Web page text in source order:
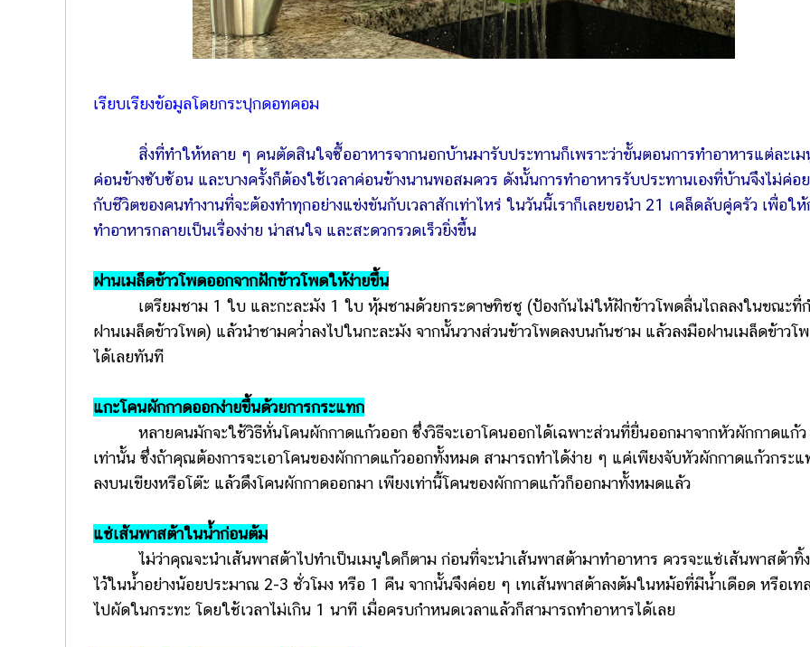
เรียบเรียงข้อมูลโดยกระปุกดอทคอม
สิ่งที่ทำให้หลาย ๆ คนตัดสินใจซื้ออาหารจากนอกบ้านมารับประทานก็เพราะว่าขั้นตอนการทำอาหารแต่ละเม
ค่อนข้างซับซ้อน และบางครั้งก็ต้องใช้เวลาค่อนข้างนานพอสมควร ดังนั้นการทำอาหารรับประทานเองที่บ้านจึงไม่ค่อย
กับชีวิตของคนทำงานที่จะต้องทำทุกอย่างแข่งขันกับเวลาสักเท่าไหร่ ในวันนี้เราก็เลยขอนำ 21 เคล็ดลับคู่ครัว เพื่อให้
ทำอาหารกลายเป็นเรื่องง่าย น่าสนใจ และสะดวกรวดเร็วยิ่งขึ้น
ฝานเมล็ดข้าวโพดออกจากฝักข้าวโพดให้ง่ายขึ้น
เตรียมชาม 1 ใบ และกะละมัง 1 ใบ หุ้มชามด้วยกระดาษทิชชู (ป้องกันไม่ให้ฝักข้าวโพดลื่นไถลลงในขณะที่ก
ฝานเมล็ดข้าวโพด) แล้วนำชามคว่ำลงไปในกะละมัง จากนั้นวางส่วนข้าวโพดลงบนก้นชาม แล้วลงมือฝานเมล็ดข้าวโ
ได้เลยทันที
แกะโคนผักกาดออกง่ายขึ้นด้วยการกระแทก
หลายคนมักจะใช้วิธีหั่นโคนผักกาดแก้วออก ซึ่งวิธีจะเอาโคนออกได้เฉพาะส่วนที่ยื่นออกมาจากหัวผักกาดแก้ว
เท่านั้น ซึ่งถ้าคุณต้องการจะเอาโคนของผักกาดแก้วออกทั้งหมด สามารถทำได้ง่าย ๆ แค่เพียงจับหัวผักกาดแก้วกระแ
ลงบนเขียงหรือโต๊ะ แล้วดึงโคนผักกาดออกมา เพียงเท่านี้โคนของผักกาดแก้วก็ออกมาทั้งหมดแล้ว
แช่เส้นพาสต้าในน้ำก่อนต้ม
ไม่ว่าคุณจะนำเส้นพาสต้าไปทำเป็นเมนูใดก็ตาม ก่อนที่จะนำเส้นพาสต้ามาทำอาหาร ควรจะแช่เส้นพาสต้าทิ้ง
ไว้ในน้ำอย่างน้อยประมาณ 2-3 ชั่วโมง หรือ 1 คืน จากนั้นจึงค่อย ๆ เทเส้นพาสต้าลงต้มในหม้อที่มีน้ำเดือด หรือเท
ไปผัดในกระทะ โดยใช้เวลาไม่เกิน 1 นาที เมื่อครบกำหนดเวลาแล้วก็สามารถทำอาหารได้เลย